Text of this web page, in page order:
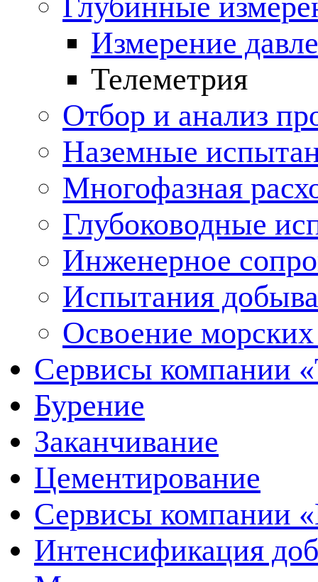
Измерение
Телеметрия
Отбор и анализ
Наземные
Многофазная
Глубоководные
Инженерное
Испытания
Освоение
Сервисы компании
Бурение
Заканчивание
Цементирование
Сервисы компании
Интенсификация